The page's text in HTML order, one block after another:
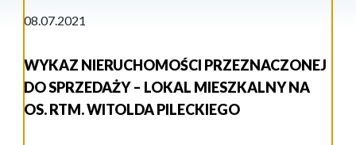
08.07.2021
WYKAZ NIERUCHOMOŚCI PRZEZNACZONEJ
DO SPRZEDAŻY – LOKAL MIESZKALNY NA
OS. RTM. WITOLDA PILECKIEGO